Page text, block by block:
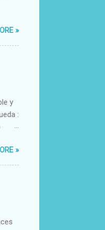
»
y
:
»